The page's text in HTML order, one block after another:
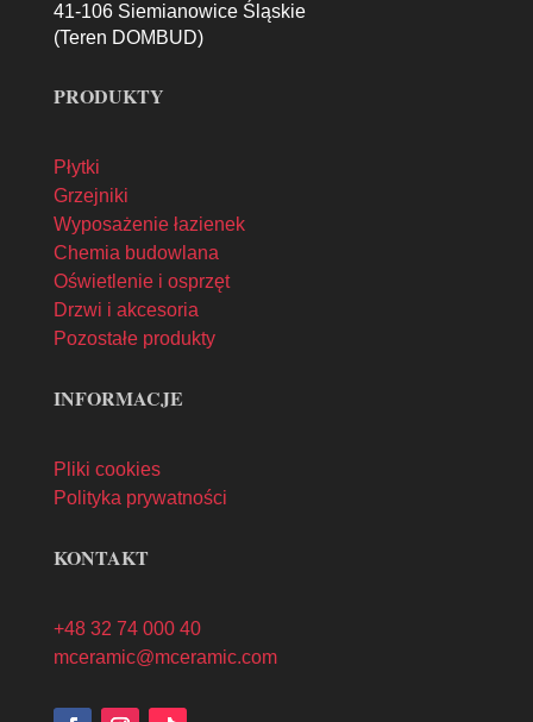
41-106 Siemianowice Śląskie
(Teren DOMBUD)
PRODUKTY
Płytki
Grzejniki
Wyposażenie łazienek
Chemia budowlana
Oświetlenie i osprzęt
Drzwi i akcesoria
Pozostałe produkty
INFORMACJE
Pliki cookies
Polityka prywatności
KONTAKT
+48 32 74 000 40
mceramic@mceramic.com